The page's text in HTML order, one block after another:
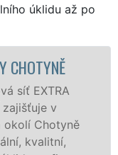
úklidu až po
ÚKLIDOVÁ